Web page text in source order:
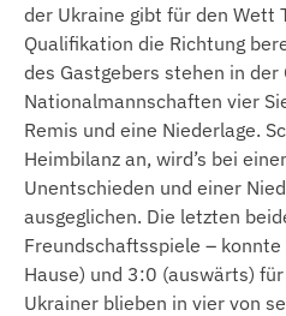
der Ukraine gibt für den Wett
Qualifikation die Richtung
des Gastgebers stehen in
Nationalmannschaften vier
Remis und eine Niederlage.
Heimbilanz an, wird’s bei
Unentschieden und einer
ausgeglichen. Die letzten
Freundschaftsspiele –
Hause) und 3:0 (auswärts)
Ukrainer blieben in vier von